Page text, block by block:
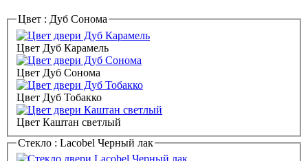
Цвет : Дуб Сонома
Цвет Дуб Карамель
Цвет Дуб Сонома
Цвет Дуб Тобакко
Цвет Каштан светлый
Стекло : Lacobel Черный лак